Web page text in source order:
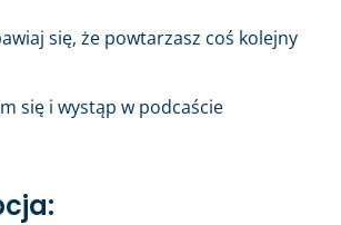
się, że powtarzasz coś kolejny
się i wystąp w podcaście